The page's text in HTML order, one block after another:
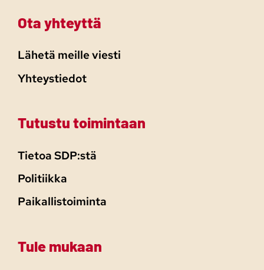
Ota yhteyttä
Lähetä meille viesti
Yhteystiedot
Tutustu toimintaan
Tietoa SDP:stä
Politiikka
Paikallistoiminta
Tule mukaan